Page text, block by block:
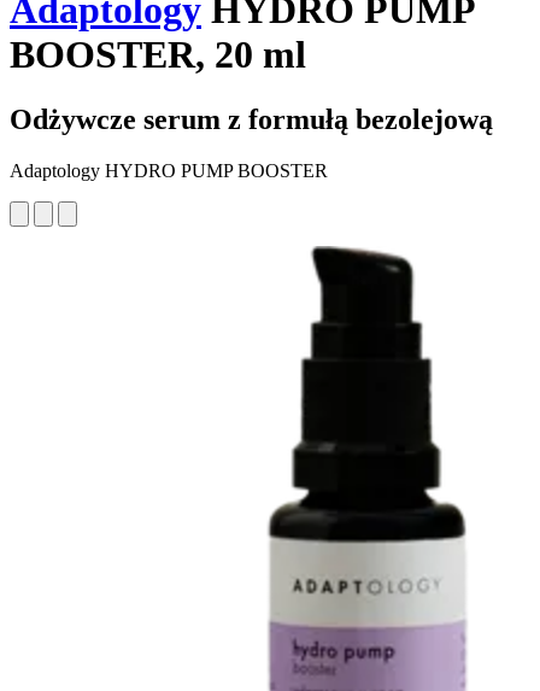
Adaptology HYDRO PUMP
BOOSTER, 20 ml
Odżywcze serum z formułą bezolejową
Adaptology HYDRO PUMP BOOSTER